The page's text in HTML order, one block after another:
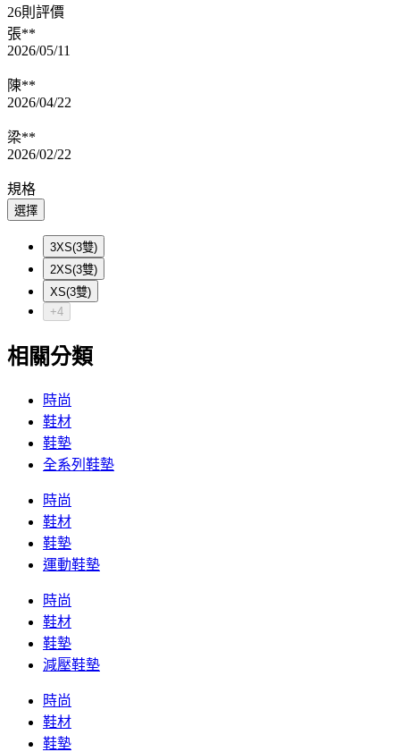
26則評價
張**
2026/05/11
陳**
2026/04/22
梁**
2026/02/22
規格
選擇
3XS(3雙)
2XS(3雙)
XS(3雙)
+4
相關分類
時尚
鞋材
鞋墊
全系列鞋墊
時尚
鞋材
鞋墊
運動鞋墊
時尚
鞋材
鞋墊
減壓鞋墊
時尚
鞋材
鞋墊